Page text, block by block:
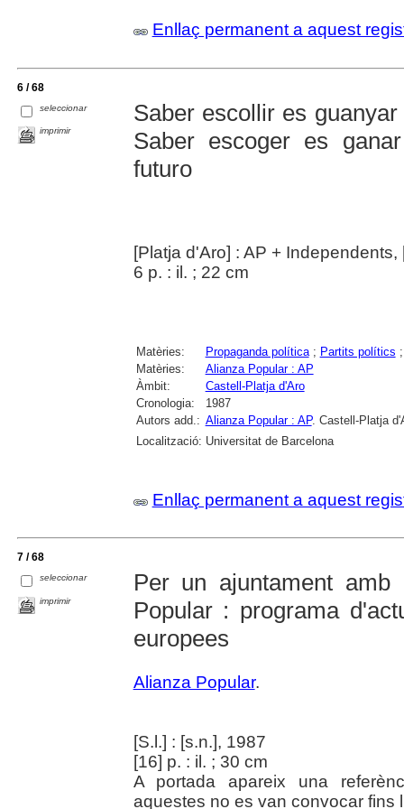
Enllaç permanent a aquest
6 / 68
seleccionar
imprimir
Saber escollir es
Saber escoger es
futuro
[Platja d'Aro] : AP + Independents,
6 p. : il. ; 22 cm
Matèries: Propaganda política; Partits polítics
Matèries:
Alianza Popular : AP
Àmbit:
Castell-Platja d'Aro
Cronologia:
1987
Autors add.: Alianza Popular : AP. Castell-Platja
Localització: Universitat de Barcelona
Enllaç permanent a aquest
7 / 68
seleccionar
imprimir
Per un ajuntament
Popular : programa
europees
Alianza Popular.
[S.l.] : [s.n.], 1987
[16] p. : il. ; 30 cm
A portada apareix una
aquestes no es van convocar fins